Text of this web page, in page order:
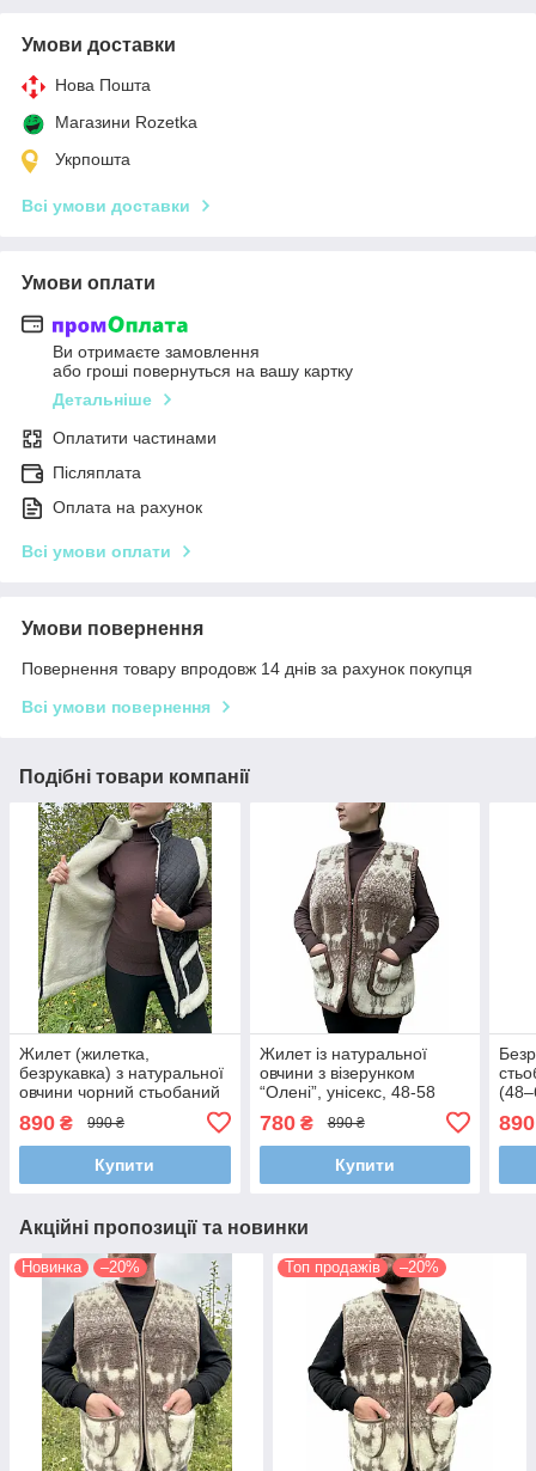
Умови доставки
Нова Пошта
Магазини Rozetka
Укрпошта
Всі умови доставки
Умови оплати
Ви отримаєте замовлення
або гроші повернуться на вашу картку
Детальніше
Оплатити частинами
Післяплата
Оплата на рахунок
Всі умови оплати
Умови повернення
Повернення товару впродовж 14 днів за рахунок покупця
Всі умови повернення
Подібні товари компанії
Жилет (жилетка,
безрукавка) з натуральної
овчини чорний стьобаний
890 ₴ 990 ₴
Купити
Жилет із натуральної
овчини з візерунком
“Олені”, унісекс, 48-58
безрукавка з овечої вовни
780₴ 890 ₴
Купити
890
Акційні пропозиції та новинки
Новинка –20% Топ продажів –20%